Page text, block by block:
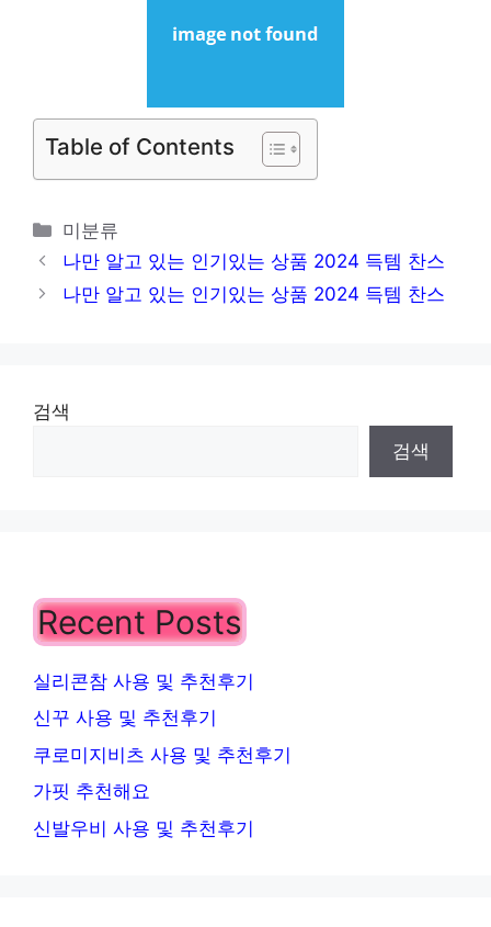
Table of Contents
카
테
고
리
미분류
나만 알고 있는 인기있는 상품 2024 득템 찬스
나만 알고 있는 인기있는 상품 2024 득템 찬스
검색
검색
Recent Posts
실리콘참 사용 및 추천후기
신꾸 사용 및 추천후기
쿠로미지비츠 사용 및 추천후기
가핏 추천해요
신발우비 사용 및 추천후기